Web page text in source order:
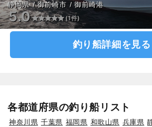
静岡県 御前崎市 御前崎港
5.0 (1件)
釣り船詳細を見る
各都道府県の釣り船リスト
神奈川県 千葉県 福岡県 和歌山県 兵庫県